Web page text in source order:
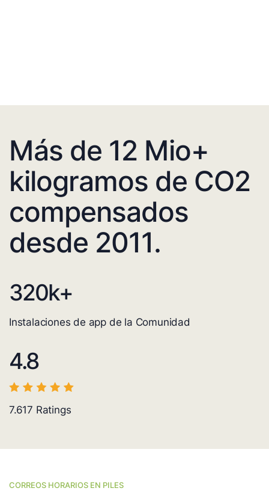
Más de 12 Mio+
kilogramos de CO2
compensados
desde 2011.
320k+
Instalaciones de app de la Comunidad
4.8
7.617 Ratings
CORREOS HORARIOS EN PILES